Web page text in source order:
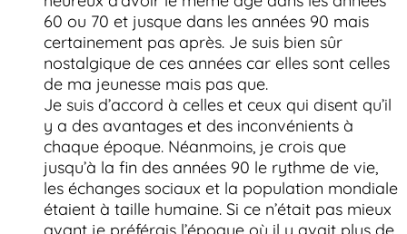
60 ou 70 et jusque dans les années 90 mais
certainement pas après. Je suis bien sûr
nostalgique de ces années car elles sont celles
de ma jeunesse mais pas que.
Je suis d’accord à celles et ceux qui disent qu’il
y a des avantages et des inconvénients à
chaque époque. Néanmoins, je crois que
jusqu’à la fin des années 90 le rythme de vie,
les échanges sociaux et la population mondiale
étaient à taille humaine. Si ce n’était pas mieux
avant je préférais l’époque où il y avait plus de